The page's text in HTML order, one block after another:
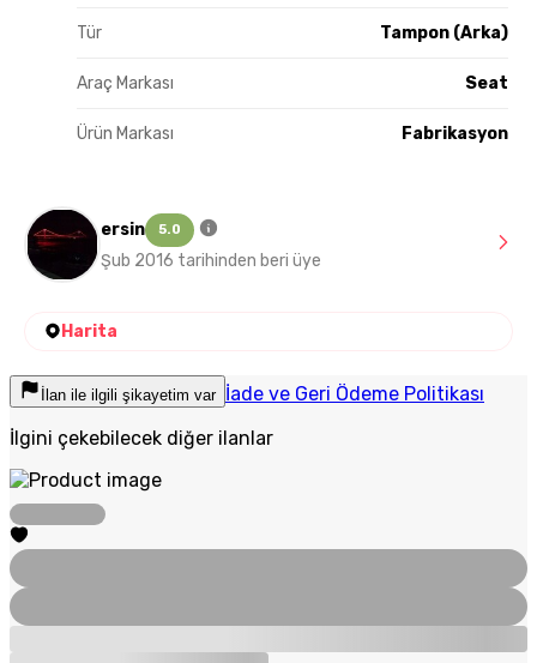
Tür Tampon (Arka)
Araç Markası Seat
Ürün Markası Fabrikasyon
ersin 5.0
Şub 2016 tarihinden beri üye
Harita
İlan ile ilgili şikayetim var İade ve Geri Ödeme Politikası
İlgini çekebilecek diğer ilanlar